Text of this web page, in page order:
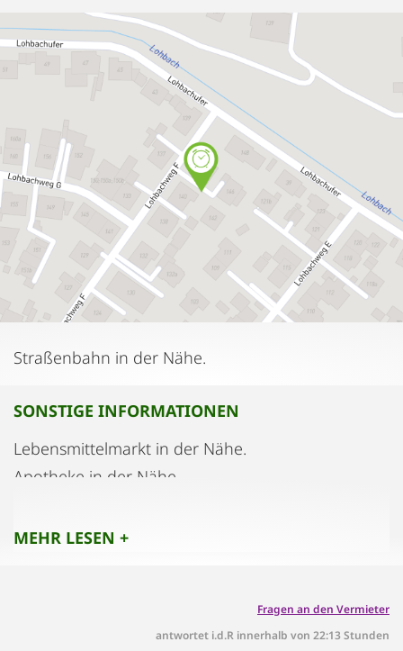
Straßenbahn in der Nähe.
SONSTIGE INFORMATIONEN
Lebensmittelmarkt in der Nähe.
Apotheke in der Nähe.
Konditorei in der Nähe.
MEHR LESEN +
Fragen an den Vermieter
antwortet i.d.R innerhalb von 22:13 Stunden